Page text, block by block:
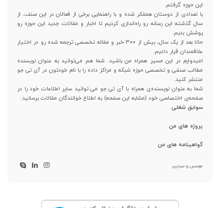
این حوزه گرفتم.
با تعدادی از دوستان همفکر شده و با راهنمایی برخی از فعالان در این صنف، از
سال گذشته این رسانه رو راه‌اندازی کردیم تا اخبار و مقالات جدید این حوزه رو
پوشش بدیم.
حالا بعد از یک سال، بیش از ۳۰۰ خبر و مقاله تخصصی ترجمه شده رو در اختیار
علاقمندان قرار دادیم.
امیدوارم در این مسیر همراه من باشید. شما هم می‌توانید به عنوان نویسنده
مطالب صنفی و تخصصی حوزه شبکه و مراکز داده را با نام خودتون در آی تی جو
منتشر کنید.
شما به عنوان نویسنده‌ی همراه با آی تی جو می توانید سایر اطلاعات خود را در
صفحه‌ی اختصاصی خود (مشابه این صفحه) به اطلاع خوانندگان مقالات برسانید:
سوابق شغلی
پروژه های من
گواهینامه های من
موسس و سردبیر